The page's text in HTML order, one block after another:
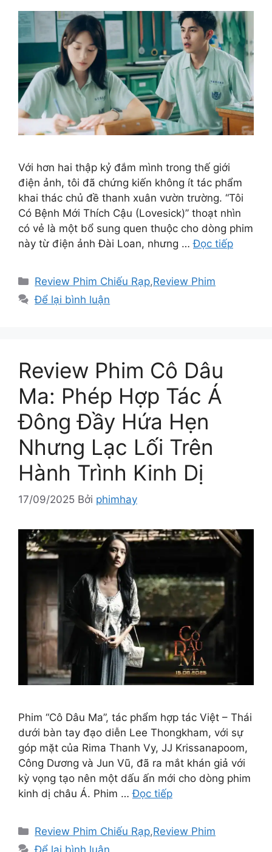
Với hơn hai thập kỷ đắm mình trong thế giới
điện ảnh, tôi đã chứng kiến không ít tác phẩm
khai thác chủ đề thanh xuân vườn trường. “Tôi
Có Bệnh Mới Thích Cậu (Lovesick)” thoạt nhìn
có vẻ là một bổ sung quen thuộc cho dòng phim
này từ điện ảnh Đài Loan, nhưng …Đọc tiếp
Danh
mục
Review Phim Chiếu Rạp,Review Phim
Để lại bình luận
Review Phim Cô Dâu
Ma: Phép Hợp Tác Á
Đông Đầy Hứa Hẹn
Nhưng Lạc Lối Trên
Hành Trình Kinh Dị
17/09/2025 Bởi phimhay
Phim “Cô Dâu Ma”, tác phẩm hợp tác Việt – Thái
dưới bàn tay đạo diễn Lee Thongkham, với sự
góp mặt của Rima Thanh Vy, JJ Krissanapoom,
Công Dương và Jun Vũ, đã ra mắt khán giả với
kỳ vọng tạo nên một dấu ấn mới cho dòng phim
kinh dị châu Á. Phim …Đọc tiếp
Danh
mục
Review Phim Chiếu Rạp,Review Phim
Để lại bình luận